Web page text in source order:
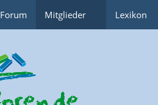
Forum Mitglieder Lexikon